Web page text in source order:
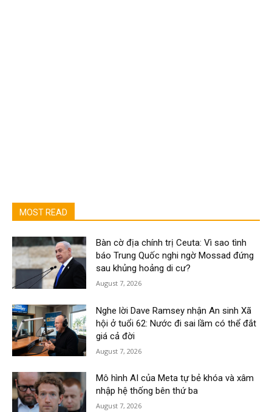
MOST READ
Bàn cờ địa chính trị Ceuta: Vì sao tình
báo Trung Quốc nghi ngờ Mossad đứng
sau khủng hoảng di cư?
August 7, 2026
Nghe lời Dave Ramsey nhận An sinh Xã
hội ở tuổi 62: Nước đi sai lầm có thể đắt
giá cả đời
August 7, 2026
Mô hình AI của Meta tự bẻ khóa và xâm
nhập hệ thống bên thứ ba
August 7, 2026